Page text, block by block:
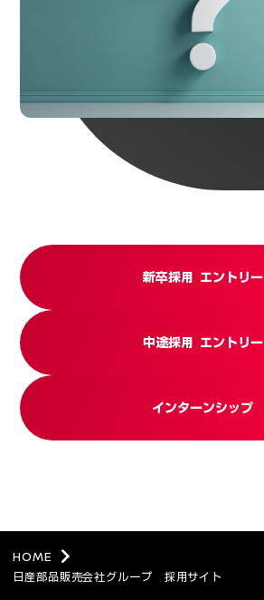
新卒採用 エントリー
中途採用 エントリー
インターンシップ
HOME
日産部品販売会社グループ 採用サイト